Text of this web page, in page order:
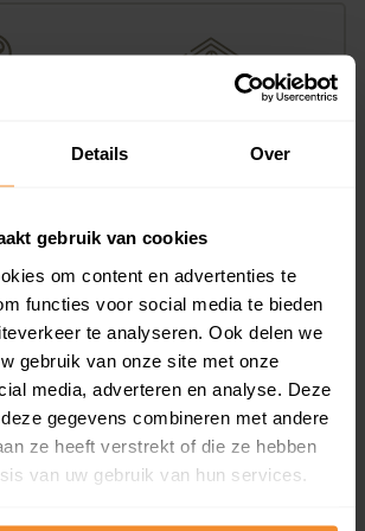
Details Over
gebruik van cookies
om content en advertenties te
functies voor social media te bieden
te analyseren. Ook delen we
gebruik van onze site met onze
media, adverteren en analyse. Deze
gegevens combineren met andere
ze heeft verstrekt of die ze hebben
van uw gebruik van hun services.
Appartementen
van totale woningen
0%